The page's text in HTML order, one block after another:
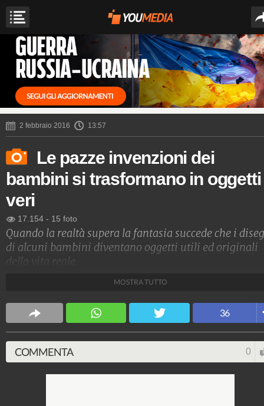
2 febbraio 2016 13:57
Le pazze invenzioni dei
bambini si trasformano in oggetti
veri
17.154 - 15 foto
Quando la realtà supera la fantasia succede che i
di alcuni bambini diventano oggetti utili ed originali
della vita reale.
MOSTRA TUTTO
36
COMMENTA 0